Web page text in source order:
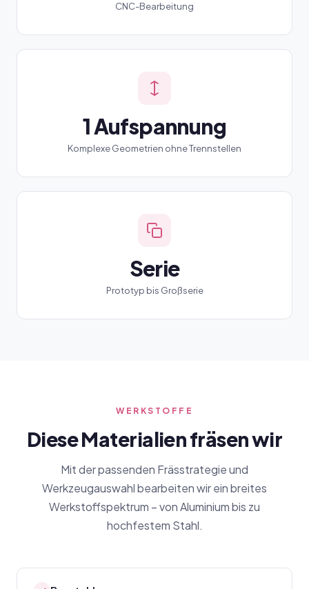
CNC-Bearbeitung
1 Aufspannung
Komplexe Geometrien ohne Trennstellen
Serie
Prototyp bis Großserie
WERKSTOFFE
Diese Materialien fräsen wir
Mit der passenden Frässtrategie und
Werkzeugauswahl bearbeiten wir ein breites
Werkstoffspektrum – von Aluminium bis zu
hochfestem Stahl.